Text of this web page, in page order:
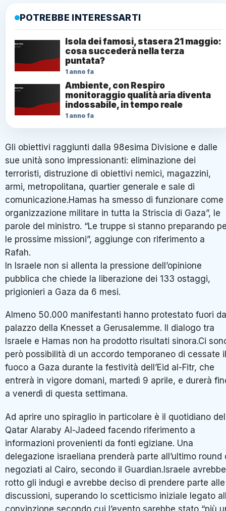
POTREBBE INTERESSARTI
Isola dei famosi, stasera 21 maggio:
cosa succederà nella terza
puntata?
1 anno fa
Ambiente, con Respiro
monitoraggio qualità aria diventa
indossabile, in tempo reale
1 anno fa
Gli obiettivi raggiunti dalla 98esima Divisione e dalle
sue unità sono impressionanti: eliminazione dei
terroristi, distruzione di obiettivi nemici, magazzini,
armi, metropolitana, quartier generale e sale di
comunicazione.Hamas ha smesso di funzionare come
organizzazione militare in tutta la Striscia di Gaza”, le
parole del ministro. “Le truppe si stanno preparando
le prossime missioni”, aggiunge con riferimento a
Rafah.
In Israele non si allenta la pressione dell’opinione
pubblica che chiede la liberazione dei 133 ostaggi,
prigionieri a Gaza da 6 mesi.
Almeno 50.000 manifestanti hanno protestato fuori
palazzo della Knesset a Gerusalemme. Il dialogo tra
Israele e Hamas non ha prodotto risultati sinora.Ci
però possibilità di un accordo temporaneo di cessate il
fuoco a Gaza durante la festività dell’Eid al-Fitr, che
entrerà in vigore domani, martedì 9 aprile, e durerà
a venerdì di questa settimana.
Ad aprire uno spiraglio in particolare è il quotidiano del
Qatar Alaraby Al-Jadeed facendo riferimento a
informazioni provenienti da fonti egiziane. Una
delegazione israeliana prenderà parte all’ultimo round
negoziati al Cairo, secondo il Guardian.Israele avrebbe
rotto gli indugi e avrebbe deciso di prendere parte alle
discussioni, superando lo scetticismo iniziale legato
convinzione secondo cui l’evento sarebbe stato “più